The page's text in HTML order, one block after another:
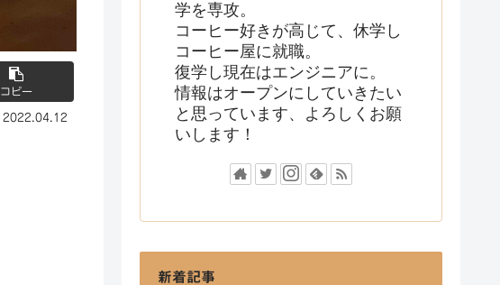
コピー
2022.04.12
学を専攻。
コーヒー好きが高じて、休学し
コーヒー屋に就職。
復学し現在はエンジニアに。
情報はオープンにしていきたい
と思っています、よろしくお願
いします！
新着記事